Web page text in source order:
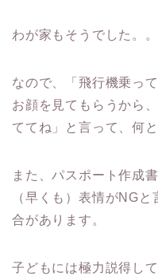
わが家もそうでした。。
なので、「飛行機乗っ
お顔を見てもらうから
ててね」と言って、何
また、パスポート作成
（早くも）表情がNG
合があります。
子どもには極力説得し